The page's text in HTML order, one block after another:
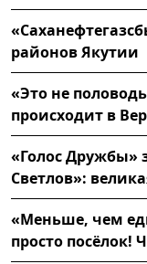
районов Якутии
«Это не
происходит в
«Голос Дружбы»
Светлов»:
«Меньше, чем
просто посёлок!